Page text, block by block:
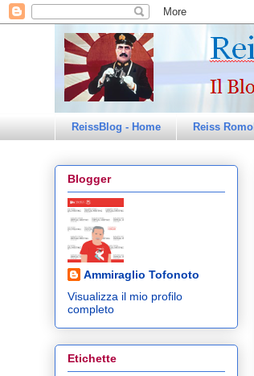
ReissBlog - Home Reiss
Blogger
Ammiraglio Tofonoto
Visualizza il mio profilo
completo
Etichette